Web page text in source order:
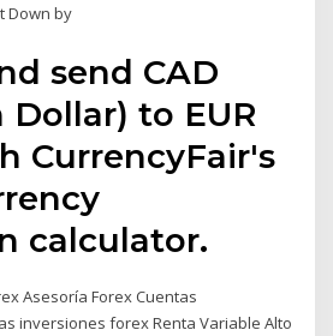
Down by
send CAD
Dollar) to EUR
CurrencyFair's
calculator.
Asesoría Forex Cuentas
inversiones forex Renta Variable Alto